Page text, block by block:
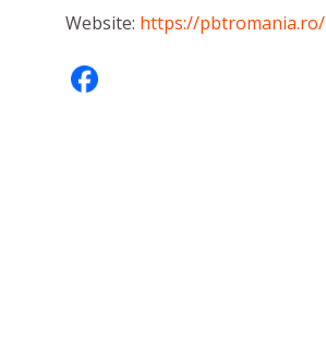
Website: https://pbtromania.ro/